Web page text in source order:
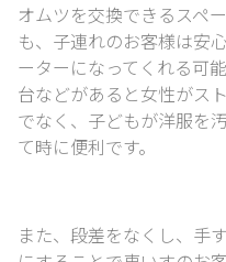
オムツを交換できるスペ
も、 子連れのお客様は安
ーターになってくれる可
台などがあると女性がス
でなく、 子どもが洋服を
て時に便利です。
また、段差をなくし、手